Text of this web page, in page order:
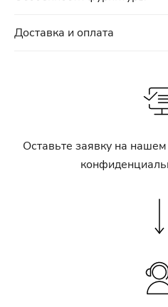
Доставка и оплата
Оставьте заявку на